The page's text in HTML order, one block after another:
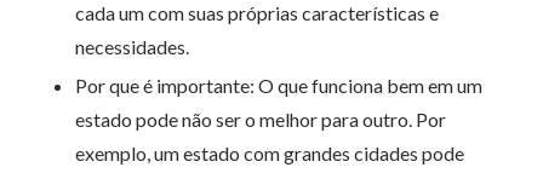
cada um com suas próprias características e
necessidades.
Por que é importante: O que funciona bem em um
estado pode não ser o melhor para outro. Por
exemplo, um estado com grandes cidades pode